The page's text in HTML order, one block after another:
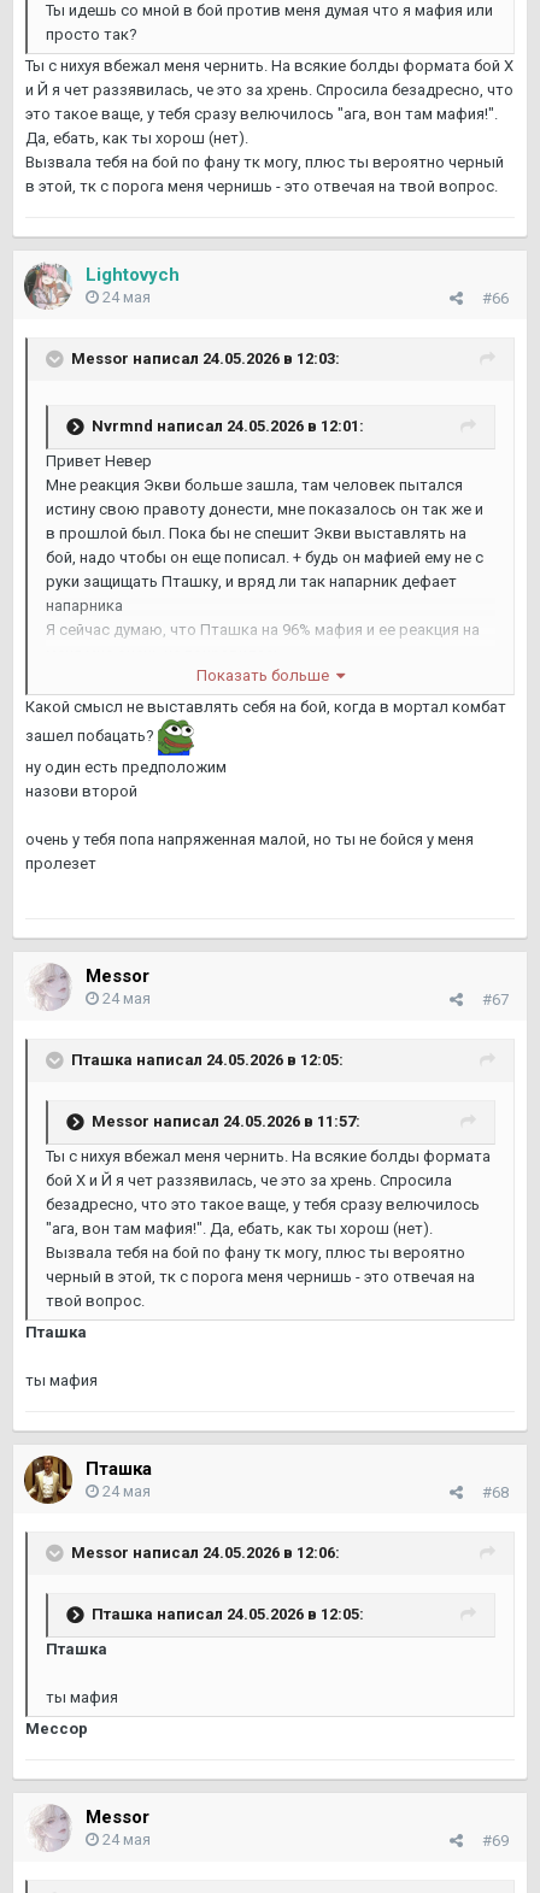
Ты идешь со мной в бой против меня думая что я мафия или
просто так?
Ты с нихуя вбежал меня чернить. На всякие болды формата бой Х
и Й я чет раззявилась, че это за хрень. Спросила безадресно, что
это такое ваще, у тебя сразу велючилось "ага, вон там мафия!".
Да, ебать, как ты хорош (нет).
Вызвала тебя на бой по фану тк могу, плюс ты вероятно черный
в этой, тк с порога меня чернишь - это отвечая на твой вопрос.
Lightovych
#66
24 мая
Messor написал 24.05.2026 в 12:03:
Nvrmnd написал 24.05.2026 в 12:01:
Привет Невер
Мне реакция Экви больше зашла, там человек пытался
истину свою правоту донести, мне показалось он так же и
в прошлой был. Пока бы не спешит Экви выставлять на
бой, надо чтобы он еще пописал. + будь он мафией ему не с
руки защищать Пташку, и вряд ли так напарник дефает
напарника
Я сейчас думаю, что Пташка на 96% мафия и ее реакция на
Lightovychнаписал 24.05.2026 в 12:02:
А какой смысл выставлять себя на бой если надо
выставлять своих черных?
Показать больше
Какой смысл не выставлять себя на бой, когда в мортал комбат
зашел побацать?
ну один есть предположим
назови второй
очень у тебя попа напряженная малой, но ты не бойся у меня
пролезет
Messor
#67
24 мая
Пташка написал 24.05.2026 в 12:05:
Messor написал 24.05.2026 в 11:57:
Ты с нихуя вбежал меня чернить. На всякие болды формата
бой Х и Й я чет раззявилась, че это за хрень. Спросила
безадресно, что это такое ваще, у тебя сразу велючилось
"ага, вон там мафия!". Да, ебать, как ты хорош (нет).
Вызвала тебя на бой по фану тк могу, плюс ты вероятно
черный в этой, тк с порога меня чернишь - это отвечая на
твой вопрос.
Пташка
ты мафия
Пташка
#68
24 мая
Messor написал 24.05.2026 в 12:06:
Пташка написал 24.05.2026 в 12:05:
Пташка
ты мафия
Мессор
Messor
#69
24 мая